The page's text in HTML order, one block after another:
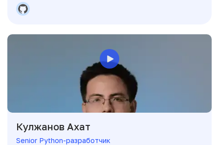
Кулжанов Ахат
Senior Python-разработчик